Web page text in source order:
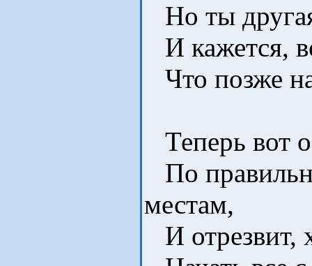
Но ты
И кажется,
Что позже
Теперь вот
По
местам,
И отрезвит,